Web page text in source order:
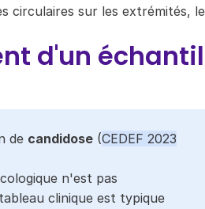
circulaires sur les extrémités,
d'un
de candidose (CEDEF 2023
n'est pas
clinique est typique